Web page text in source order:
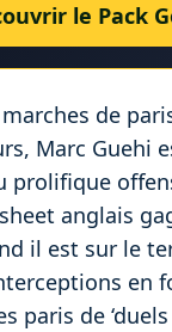
le Pack
de
Marc Guehi
prolifique
anglais
il est sur le
en
paris de ‘duels